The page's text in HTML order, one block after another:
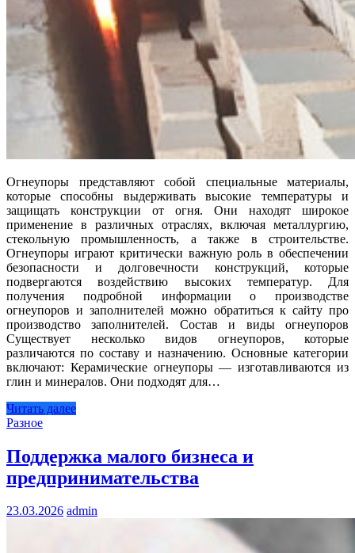
Огнеупоры представляют собой специальные материалы,
которые способны выдерживать высокие температуры и
защищать конструкции от огня. Они находят широкое
применение в различных отраслях, включая металлургию,
стекольную промышленность, а также в строительстве.
Огнеупоры играют критически важную роль в обеспечении
безопасности и долговечности конструкций, которые
подвергаются воздействию высоких температур. Для
получения подробной информации о производстве
огнеупоров и заполнителей можно обратиться к сайту про
производство заполнителей. Состав и виды огнеупоров
Существует несколько видов огнеупоров, которые
различаются по составу и назначению. Основные категории
включают: Керамические огнеупоры — изготавливаются из
глин и минералов. Они подходят для…
Читать далее
Разное
Поддержка малого бизнеса и
предпринимательства
23.03.2026 admin